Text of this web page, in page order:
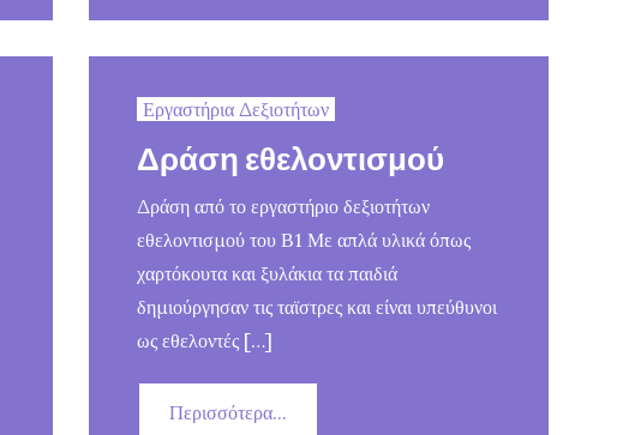
Εργαστήρια Δεξιοτήτων
Δράση εθελοντισμού
Δράση από το εργαστήριο δεξιοτήτων
εθελοντισμού του Β1 Με απλά υλικά όπως
χαρτόκουτα και ξυλάκια τα παιδιά
δημιούργησαν τις ταϊστρες και είναι υπεύθυνοι
ως εθελοντές […]
Περισσότερα...